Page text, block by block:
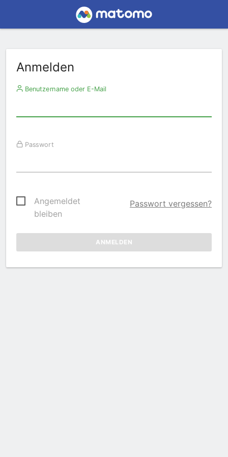
Anmelden
Benutzername oder E-Mail
Passwort
Angemeldet
bleiben
Passwort vergessen?